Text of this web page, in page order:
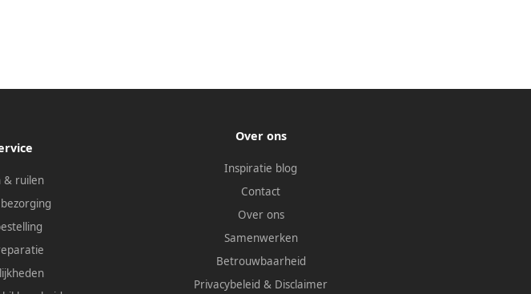
& ruilen
Over ons
Inspiratie blog
Contact
Over ons
Samenwerken
Betrouwbaarheid
Privacybeleid & Disclaimer